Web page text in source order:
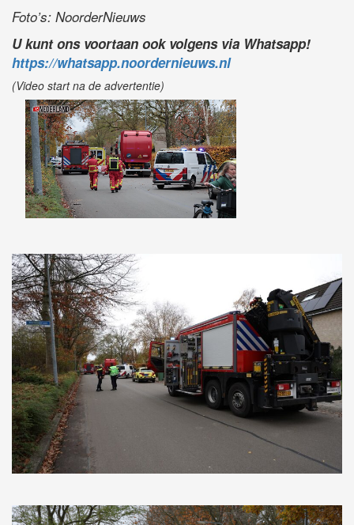
Foto’s: NoorderNieuws
U kunt ons voortaan ook volgens via Whatsapp!
https://whatsapp.noordernieuws.nl
(Video start na de advertentie)